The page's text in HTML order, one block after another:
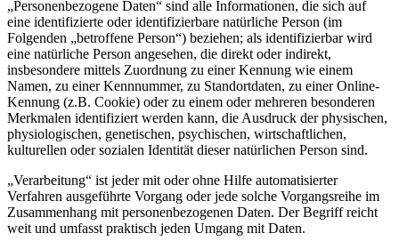
„Personenbezogene Daten“ sind alle Informationen, die sich auf
eine identifizierte oder identifizierbare natürliche Person (im
Folgenden „betroffene Person“) beziehen; als identifizierbar wird
eine natürliche Person angesehen, die direkt oder indirekt,
insbesondere mittels Zuordnung zu einer Kennung wie einem
Namen, zu einer Kennnummer, zu Standortdaten, zu einer Online-
Kennung (z.B. Cookie) oder zu einem oder mehreren besonderen
Merkmalen identifiziert werden kann, die Ausdruck der physischen,
physiologischen, genetischen, psychischen, wirtschaftlichen,
kulturellen oder sozialen Identität dieser natürlichen Person sind.
„Verarbeitung“ ist jeder mit oder ohne Hilfe automatisierter
Verfahren ausgeführte Vorgang oder jede solche Vorgangsreihe im
Zusammenhang mit personenbezogenen Daten. Der Begriff reicht
weit und umfasst praktisch jeden Umgang mit Daten.